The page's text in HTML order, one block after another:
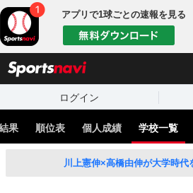
アプリで1球ごとの速報を見る
ログイン
果 順位表 個人成績 学校一覧
川上憲伸×高橋由伸が大学時代